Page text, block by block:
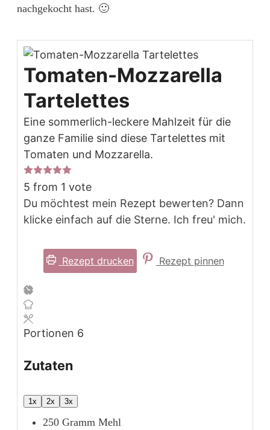
nachgekocht hast. 🙂
Tomaten-Mozzarella
Tartelettes
Eine sommerlich-leckere Mahlzeit für die
ganze Familie sind diese Tartelettes mit
Tomaten und Mozzarella.
5 from 1 vote
Du möchtest mein Rezept bewerten? Dann
klicke einfach auf die Sterne. Ich freu' mich.
Rezept drucken Rezept pinnen
Portionen 6
Zutaten
1x 2x 3x
250 Gramm Mehl